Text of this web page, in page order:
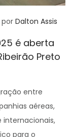
por Dalton Assis
é aberta
Preto
entre
aéreas,
internacionais,
para o